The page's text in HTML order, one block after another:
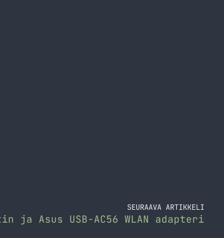
SEURAAVA ARTIKKELI
ja Asus USB-AC56 WLAN adapteri